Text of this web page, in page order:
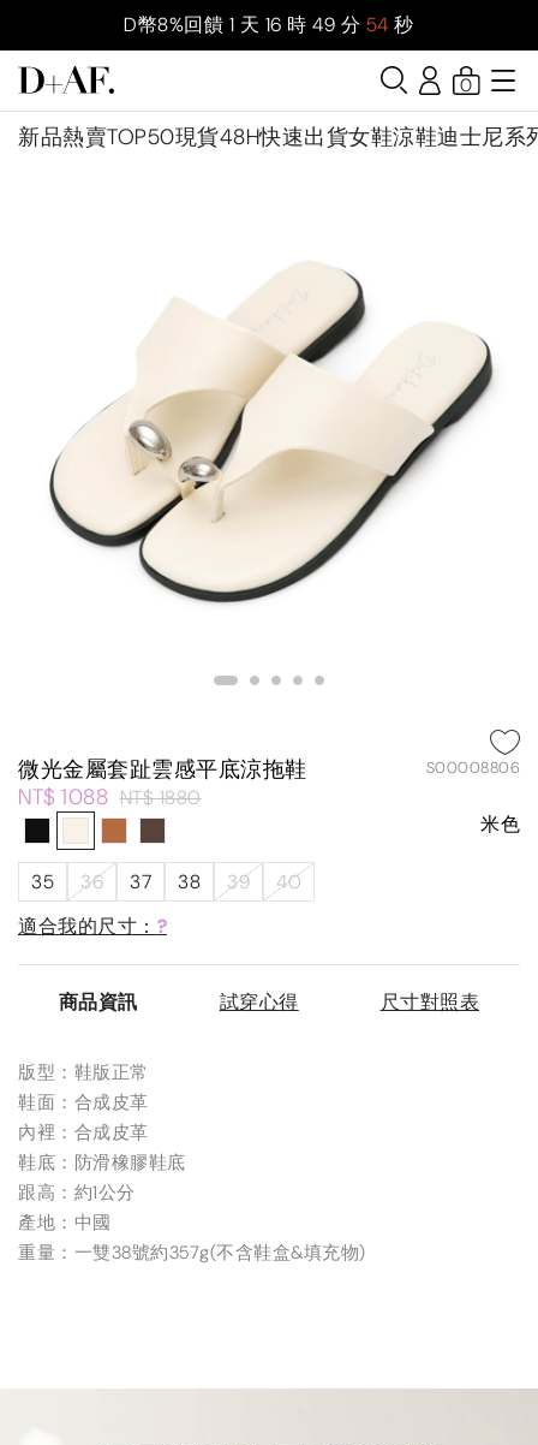
D幣8%回饋 1 天 16 時 49 分 52 秒
新品熱賣TOP50現貨48H快速出貨女鞋涼鞋迪士尼系
0
微光金屬套趾雲感平底涼拖鞋 S00008806
NT$ 1088 NT$ 1880
米色
35 36 37 38 39
40
適合我的尺寸： ?
商品資訊 試穿心得 尺寸對照表
版型：鞋版正常
鞋面：合成皮革
內裡：合成皮革
鞋底：防滑橡膠鞋底
跟高：約1公分
產地：中國
重量：一雙38號約357g(不含鞋盒&填充物)